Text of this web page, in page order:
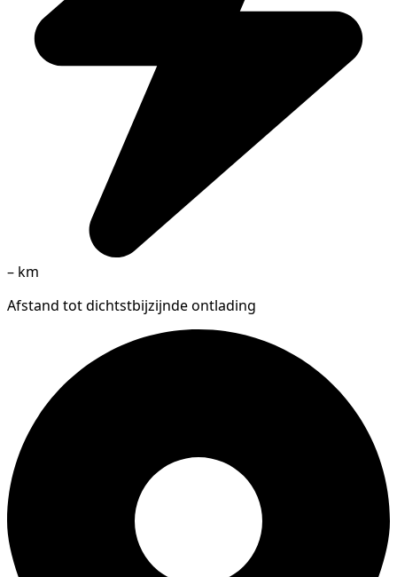
– km
Afstand tot dichtstbijzijnde ontlading